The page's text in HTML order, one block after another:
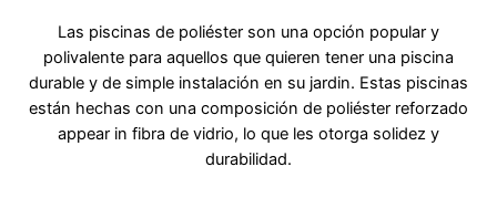
Las piscinas de poliéster son una opción popular y
polivalente para aquellos que quieren tener una piscina
durable y de simple instalación en su jardin. Estas piscinas
están hechas con una composición de poliéster reforzado
appear in fibra de vidrio, lo que les otorga solidez y
durabilidad.